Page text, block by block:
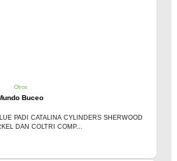
Otros
Buceo
PADI CATALINA CYLINDERS SHERWOOD
DAN COLTRI COMP...